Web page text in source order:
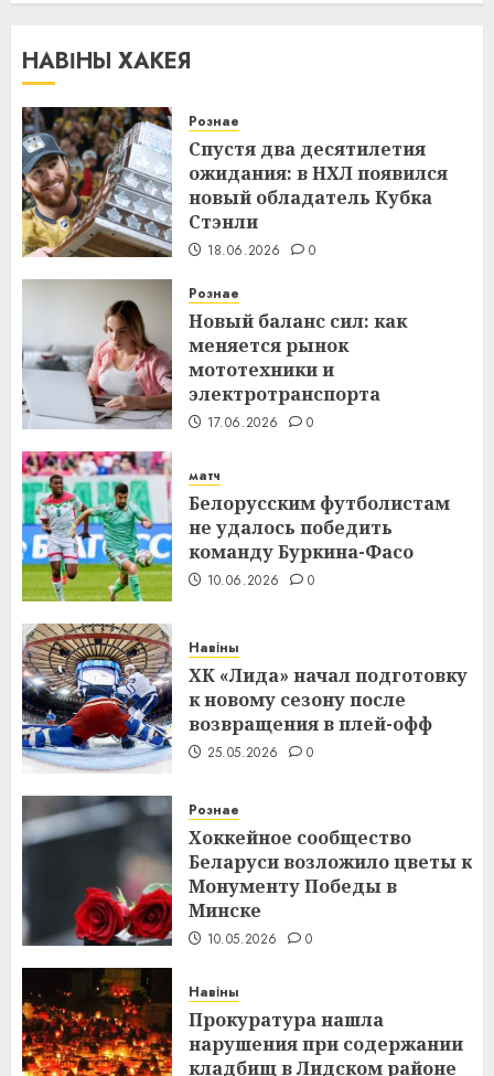
НАВІНЫ ХАКЕЯ
Рознае
Спустя два десятилетия
ожидания: в НХЛ появился
новый обладатель Кубка
Стэнли
18.06.2026 0
Рознае
Новый баланс сил: как
меняется рынок
мототехники и
электротранспорта
17.06.2026 0
матч
Белорусским футболистам
не удалось победить
команду Буркина-Фасо
10.06.2026 0
Навіны
ХК «Лида» начал подготовку
к новому сезону после
возвращения в плей-офф
25.05.2026 0
Рознае
Хоккейное сообщество
Беларуси возложило цветы к
Монументу Победы в
Минске
10.05.2026 0
Навіны
Прокуратура нашла
нарушения при содержании
кладбищ в Лидском районе